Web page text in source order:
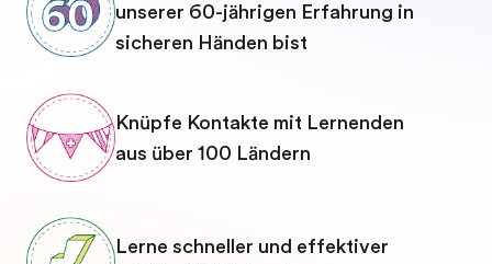
unserer 60-jährigen Erfahrung in
sicheren Händen bist
Knüpfe Kontakte mit Lernenden
aus über 100 Ländern
Lerne schneller und effektiver